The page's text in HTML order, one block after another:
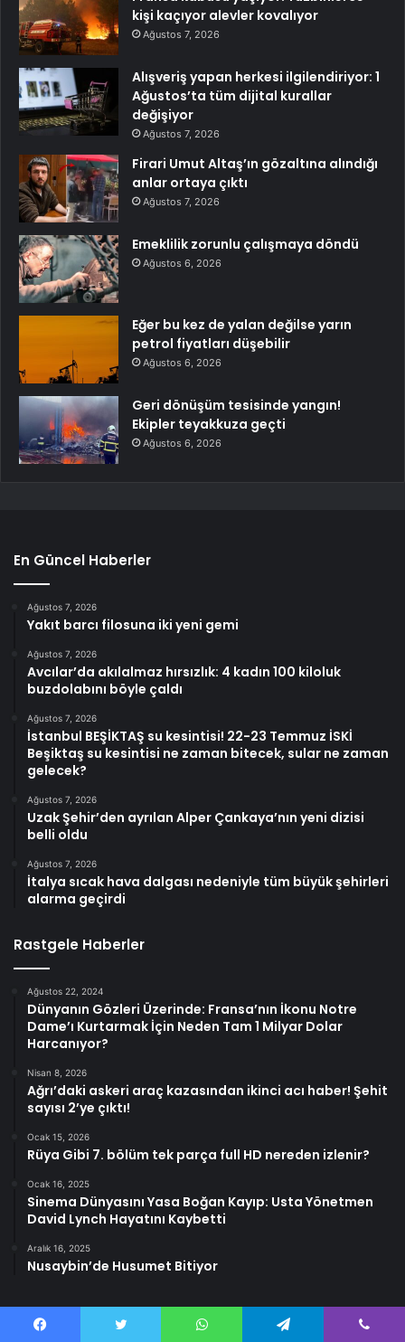
kişi kaçıyor alevler kovalıyor
Ağustos 7, 2026
Alışveriş yapan herkesi ilgilendiriyor: 1
Ağustos’ta tüm dijital kurallar
değişiyor
Ağustos 7, 2026
Firari Umut Altaş’ın gözaltına alındığı
anlar ortaya çıktı
Ağustos 7, 2026
Emeklilik zorunlu çalışmaya döndü
Ağustos 6, 2026
Eğer bu kez de yalan değilse yarın
petrol fiyatları düşebilir
Ağustos 6, 2026
Geri dönüşüm tesisinde yangın!
Ekipler teyakkuza geçti
Ağustos 6, 2026
En Güncel Haberler
Ağustos 7, 2026
Yakıt barcı filosuna iki yeni gemi
Ağustos 7, 2026
Avcılar’da akılalmaz hırsızlık: 4 kadın 100 kiloluk
buzdolabını böyle çaldı
Ağustos 7, 2026
İstanbul BEŞİKTAŞ su kesintisi! 22-23 Temmuz İSKİ
Beşiktaş su kesintisi ne zaman bitecek, sular ne zaman
gelecek?
Ağustos 7, 2026
Uzak Şehir’den ayrılan Alper Çankaya’nın yeni dizisi
belli oldu
Ağustos 7, 2026
İtalya sıcak hava dalgası nedeniyle tüm büyük şehirleri
alarma geçirdi
Rastgele Haberler
Ağustos 22, 2024
Dünyanın Gözleri Üzerinde: Fransa’nın İkonu Notre
Dame’ı Kurtarmak İçin Neden Tam 1 Milyar Dolar
Harcanıyor?
Nisan 8, 2026
Ağrı’daki askeri araç kazasından ikinci acı haber! Şehit
sayısı 2’ye çıktı!
Ocak 15, 2026
Rüya Gibi 7. bölüm tek parça full HD nereden izlenir?
Ocak 16, 2025
Sinema Dünyasını Yasa Boğan Kayıp: Usta Yönetmen
David Lynch Hayatını Kaybetti
Aralık 16, 2025
Nusaybin’de Husumet Bitiyor